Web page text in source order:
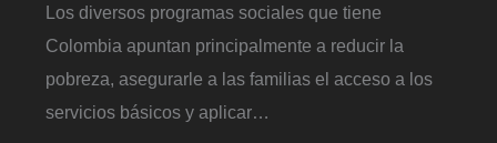
Los diversos programas sociales que tiene
Colombia apuntan principalmente a reducir la
pobreza, asegurarle a las familias el acceso a los
servicios básicos y aplicar…